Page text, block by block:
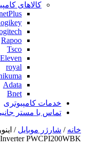
کالاهای
Rapoo
Tsco
Eleven
royal
Adata
Bnet
خدمات کامپیوتری
تماس با مستر
خانه / شارژر موبایل
PWCPI200WBK